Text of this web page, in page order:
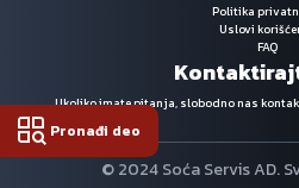
Pronađi deo
Politika
Uslovi
FAQ
Ukoliko imate pitanja, slobodno nas
© 2024 Soća Servis AD.